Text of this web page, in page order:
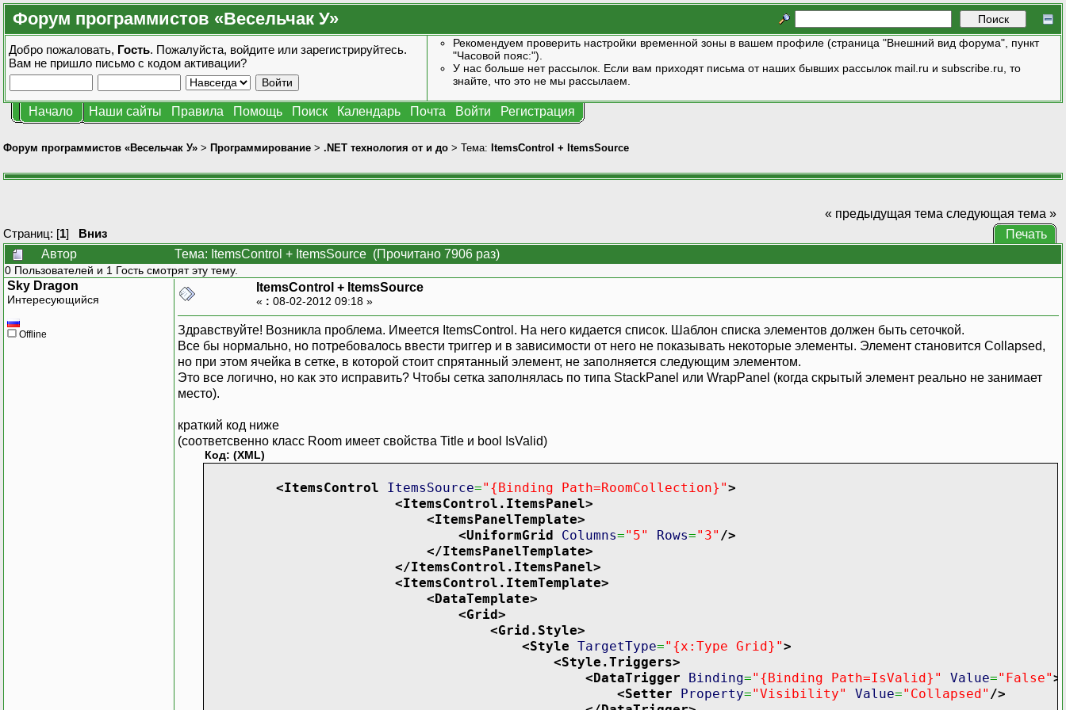
Форум программистов «Весельчак У»
Добро пожаловать, Гость. Пожалуйста, войдите или зарегистрируйтесь.
Вам не пришло письмо с кодом активации?
Рекомендуем проверить настройки временной зоны в вашем профиле (страница "Внешний вид форума", пункт
"Часовой пояс:").
У нас больше нет рассылок. Если вам приходят письма от наших бывших рассылок mail.ru и subscribe.ru, то
знайте, что это не мы рассылаем.
Начало Наши сайты Правила Помощь Поиск Календарь Почта Войти Регистрация
Форум программистов «Весельчак У» > Программирование > .NET технология от и до > Тема: ItemsControl + ItemsSource
Страниц: [1] Вниз
« предыдущая тема следующая тема »
Печать
Автор
Тема: ItemsControl + ItemsSource (Прочитано 7906 раз)
0 Пользователей и 1 Гость смотрят эту тему.
Sky Dragon
Интересующийся
Offline
ItemsControl + ItemsSource
« : 08-02-2012 09:18 »
Здравствуйте! Возникла проблема. Имеется ItemsControl. На него кидается список. Шаблон списка элементов должен быть сеточкой.
Все бы нормально, но потребовалось ввести триггер и в зависимости от него не показывать некоторые элементы. Элемент становится Collapsed,
но при этом ячейка в сетке, в которой стоит спрятанный элемент, не заполняется следующим элементом.
Это все логично, но как это исправить? Чтобы сетка заполнялась по типа StackPanel или WrapPanel (когда скрытый элемент реально не занимает
место).
краткий код ниже
(соответсвенно класс Room имеет свойства Title и bool IsValid)
Код: (XML)
<ItemsControl ItemsSource="{Binding Path=RoomCollection}">
<ItemsControl.ItemsPanel>
<ItemsPanelTemplate>
<UniformGrid
Columns="5" Rows="3" />
</ItemsPanelTemplate>
</ItemsControl.ItemsPanel>
<ItemsControl.ItemTemplate>
<DataTemplate>
<Grid>
<Grid.Style>
<Style TargetType="{x:Type Grid}">
<Style.Triggers>
<DataTrigger
Binding="{Binding Path=IsValid}" Value="False">
<Setter
Property="Visibility" Value="Collapsed" />